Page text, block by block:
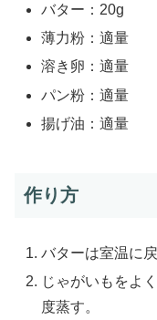
バター：20g
薄力粉：適量
溶き卵：適量
パン粉：適量
揚げ油：適量
作り方
バターは室温に
じゃがいもをよ
度蒸す。